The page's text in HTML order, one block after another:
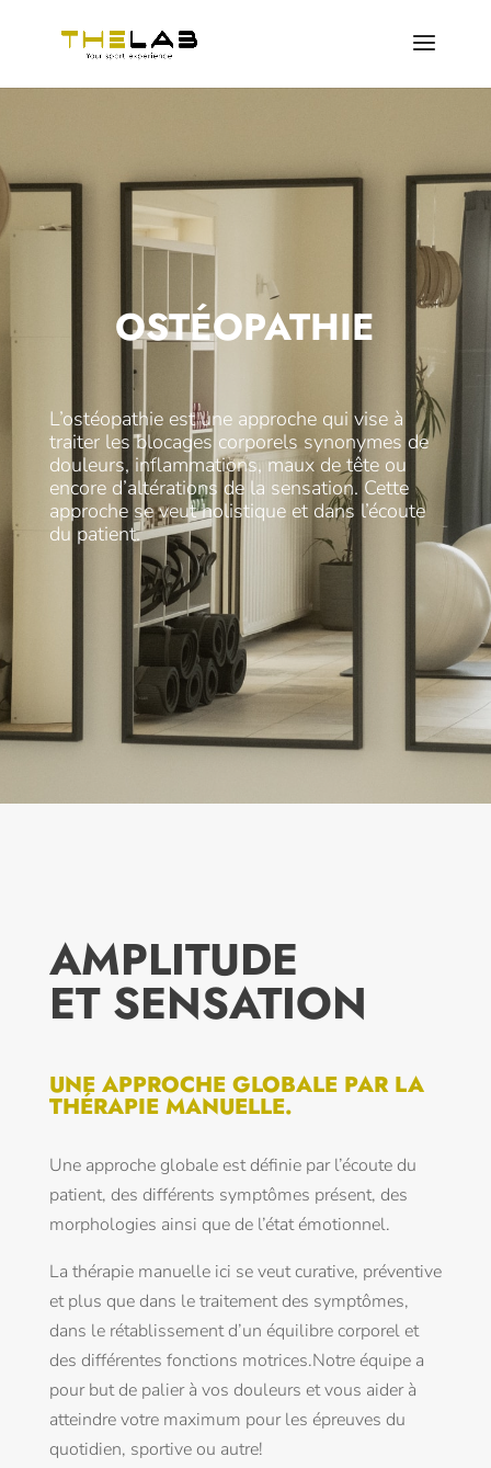
OSTÉOPATHIE
L’ostéopathie est une approche qui vise à
traiter les blocages corporels synonymes de
douleurs, inflammations, maux de tête ou
encore d’altérations de la sensation. Cette
approche se veut holistique et dans l’écoute
du patient.
AMPLITUDE
ET SENSATION
UNE APPROCHE GLOBALE PAR LA
THÉRAPIE MANUELLE.
Une approche globale est définie par l’écoute du
patient, des différents symptômes présent, des
morphologies ainsi que de l’état émotionnel.
La thérapie manuelle ici se veut curative, préventive
et plus que dans le traitement des symptômes,
dans le rétablissement d’un équilibre corporel et
des différentes fonctions motrices.Notre équipe a
pour but de palier à vos douleurs et vous aider à
atteindre votre maximum pour les épreuves du
quotidien, sportive ou autre!